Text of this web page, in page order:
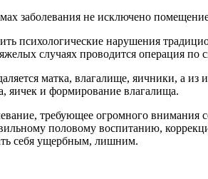
заболевания не исключено
психологические нарушения
случаях проводится операция по
матка, влагалище, яичники, а
яичек и формирование влагалища.
требующее огромного
половому воспитанию,
себя ущербным, лишним.